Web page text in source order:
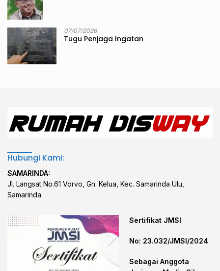
07/07/2026
Tugu Penjaga Ingatan
Hubungi Kami:
SAMARINDA:
Jl. Langsat No.61 Vorvo, Gn. Kelua, Kec. Samarinda Ulu,
Samarinda
Sertifikat JMSI
No: 23.032/JMSI/2024
Sebagai Anggota